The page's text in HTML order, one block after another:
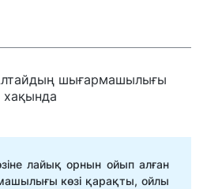
шығармашылығы
хақында
лайық орнын ойып алған
көзі қарақты, ойлы